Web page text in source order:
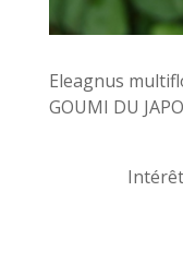
Eleagnus
GOUMI DU